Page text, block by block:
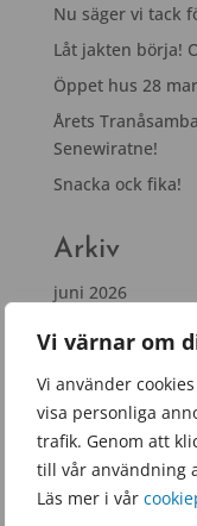
Vi värnar om
Vi använder
visa personliga
trafik. Genom att
till vår användning
Läs mer i vår
Nu säger vi tack
Låt jakten börja!
Öppet hus 28
Årets
Senewiratne!
Snacka ock fika!
Arkiv
juni 2026
mars 2026
september 2025
juni 2025
februari 2025